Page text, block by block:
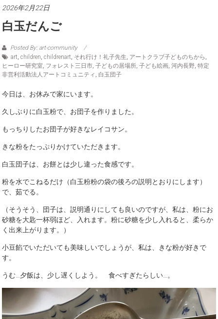
2026年2月22日
白玉だんご
Posted By: art-community
art,children,childrenart, それ行け！礼子先生, アートクラブ子どものちから ,
ヒーロー研究室, フォレスト三日市,子どもの居場所,子ども絵画,河内長野,特定
非営利活動法人アートコミュニティ , 白玉団子
今日は、お休みで家にいます。
久しぶりに白玉粉で、お団子を作りました。
もっちりしたお団子が好きなレイコサン。
きな粉をたっぷりかけていただきます。
白玉団子は、お餅とは少し違った食感です。
粉を水でこねるだけ（白玉粉粉の袋の後ろの説明とおりにします）
で、茹でる。
（そうそう、団子は、説明通りにしても良いのですが、私は、粉にお
砂糖を大匙一杯弱ほど、入れます。粉に砂糖を少し入れると、柔らか
く出来上がります。）
小豆餡でいただいても美味しいでしょうが、私は、きな粉が好きで
す。
うむ…夕飯は、少し遅くしよう。 食べすぎたらしい…。